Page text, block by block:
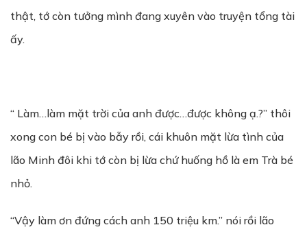
thật, tớ còn tưởng mình đang xuyên vào truyện tổng tài
ấy.
“ Làm…làm mặt trời của anh được…được không ạ.?” thôi
xong con bé bị vào bẫy rồi, cái khuôn mặt lừa tình của
lão Minh đôi khi tớ còn bị lừa chứ huống hồ là em Trà bé
nhỏ.
“Vậy làm ơn đứng cách anh 150 triệu km.” nói rồi lão